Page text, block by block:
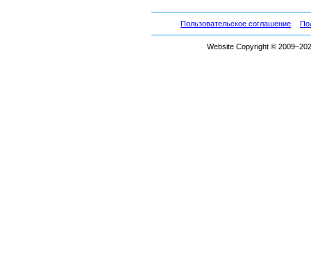
Пользовательское соглашение
Website Copyright ©